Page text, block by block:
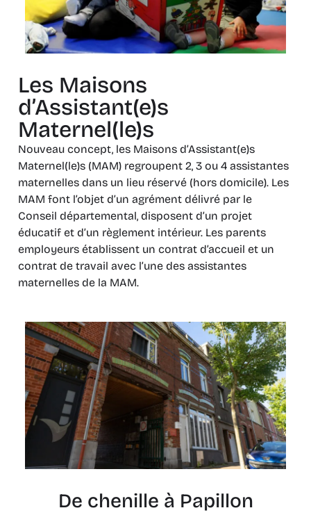
Les Maisons
d’Assistant(e)s
Maternel(le)s
Nouveau concept, les Maisons d’Assistant(e)s
Maternel(le)s (MAM) regroupent 2, 3 ou 4 assistantes
maternelles dans un lieu réservé (hors domicile). Les
MAM font l’objet d’un agrément délivré par le
Conseil départemental, disposent d’un projet
éducatif et d’un règlement intérieur. Les parents
employeurs établissent un contrat d’accueil et un
contrat de travail avec l’une des assistantes
maternelles de la MAM.
De chenille à Papillon